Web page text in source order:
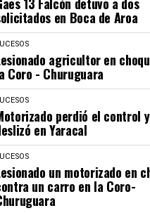
en Boca de Aroa
agricultor en
Coro - Churuguara
perdió el control y
en Yaracal
un motorizado en
un carro en la Coro-